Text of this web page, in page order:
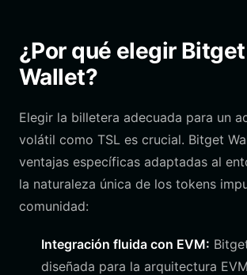
¿Por qué elegir
Wallet?
Elegir la billetera adecuada para un
volátil como TSL es crucial. Bitget
ventajas específicas adaptadas al
la naturaleza única de los tokens
comunidad:
Integración fluida con EVM:
diseñada para la arquitectura